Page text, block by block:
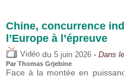
Chine, concurrence
l’Europe à l’épreuve
Vidéo du 5 juin 2026 - Dans
Par Thomas Grjebine
Face à la montée en